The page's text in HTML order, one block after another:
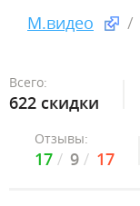
М.видео
Всего:
622 скидки
Отзывы:
17 9 17